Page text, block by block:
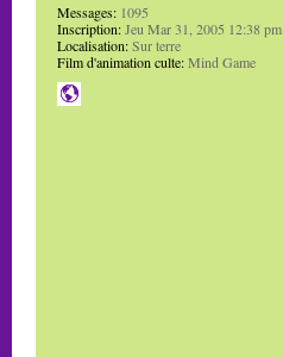
Messages: 1095
Inscription:Jeu Mar 31, 2005 12:38 pm
Localisation:Sur terre
Film d'animation culte:Mind Game